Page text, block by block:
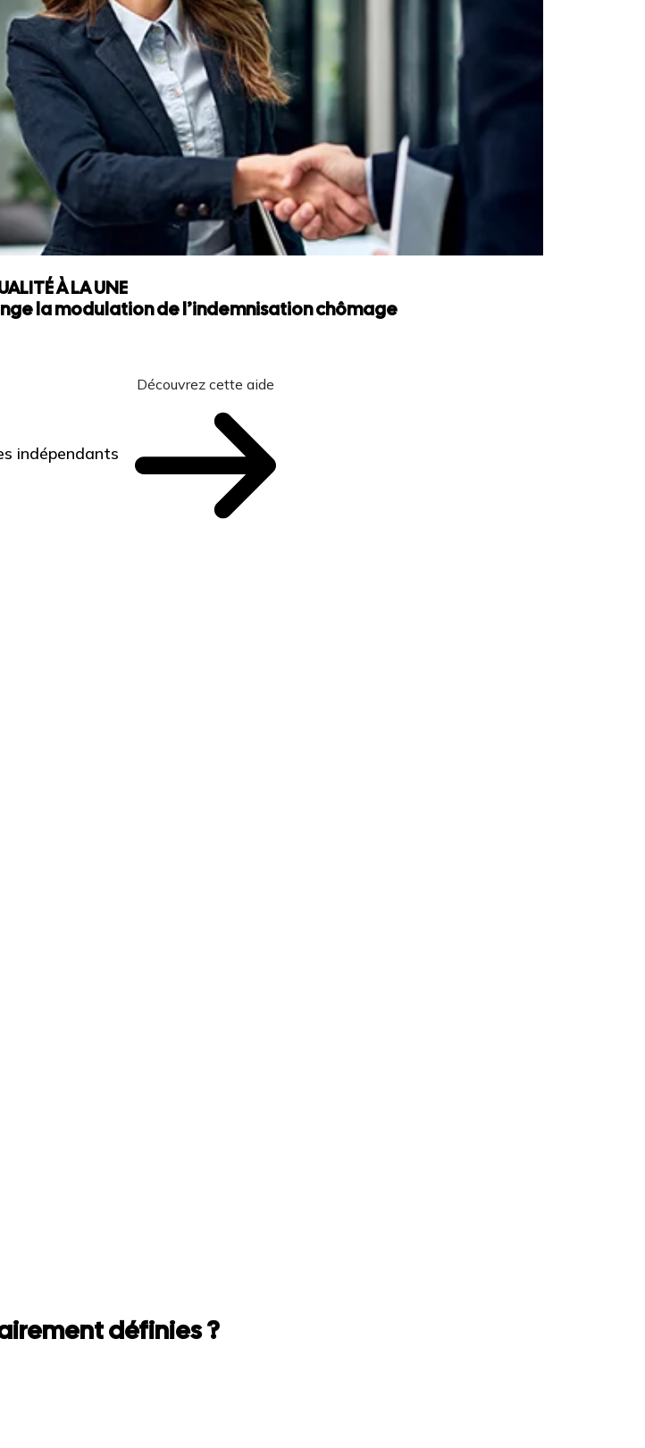
À LA UNE
la modulation de l’indemnisation chômage
indépendants
Découvrez cette aide
définies ?